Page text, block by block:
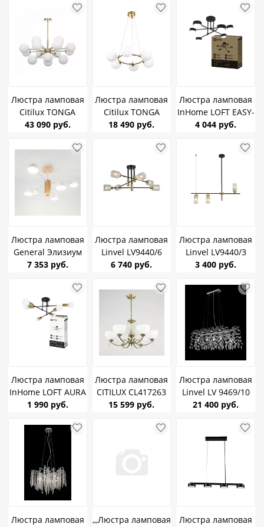
Люстра ламповая
Citilux TONGA
CL212193 G9*16
43 090 руб.
Люстра ламповая
Citilux TONGA
CL212163 G9*6
18 490 руб.
Люстра ламповая
InHome LOFT EASY-
BL 6хGX53 черный
КОМПЛЕКТЕ 6Вт
4 044 руб.
Люстра ламповая
General Элизиум
Белая+Дерево
КОМПЛЕКТЕ 6Вт
7 353 руб.
Люстра ламповая
Linvel LV9440/6
Прин черный/
6 740 руб.
Люстра ламповая
Linvel LV9440/3
Прин черный/
3 400 руб.
Люстра ламповая
InHome LOFT AURA
EASY-BLT 6хE27
1 990 руб.
Люстра ламповая
CITILUX CL417263
Франческа
15 599 руб.
Люстра ламповая
Linvel LV 9469/10
Франческа Хром
1000х1000х400мм
21 400 руб.
Люстра ламповая
,,,Люстра ламповая
Люстра ламповая